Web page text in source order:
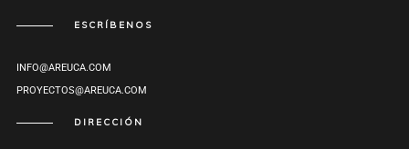
ESCRÍBENOS
INFO@AREUCA.COM
PROYECTOS@AREUCA.COM
DIRECCIÓN